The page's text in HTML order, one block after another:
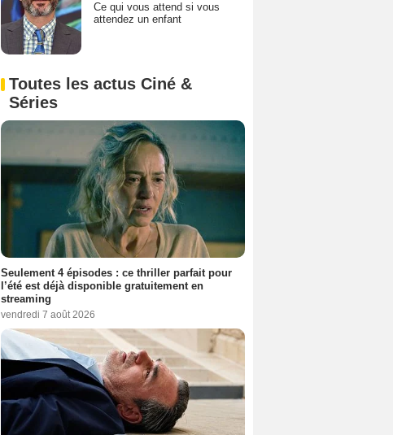
Ce qui vous attend si vous
attendez un enfant
Toutes les actus Ciné &
Séries
Seulement 4 épisodes : ce thriller parfait pour
l’été est déjà disponible gratuitement en
streaming
vendredi 7 août 2026